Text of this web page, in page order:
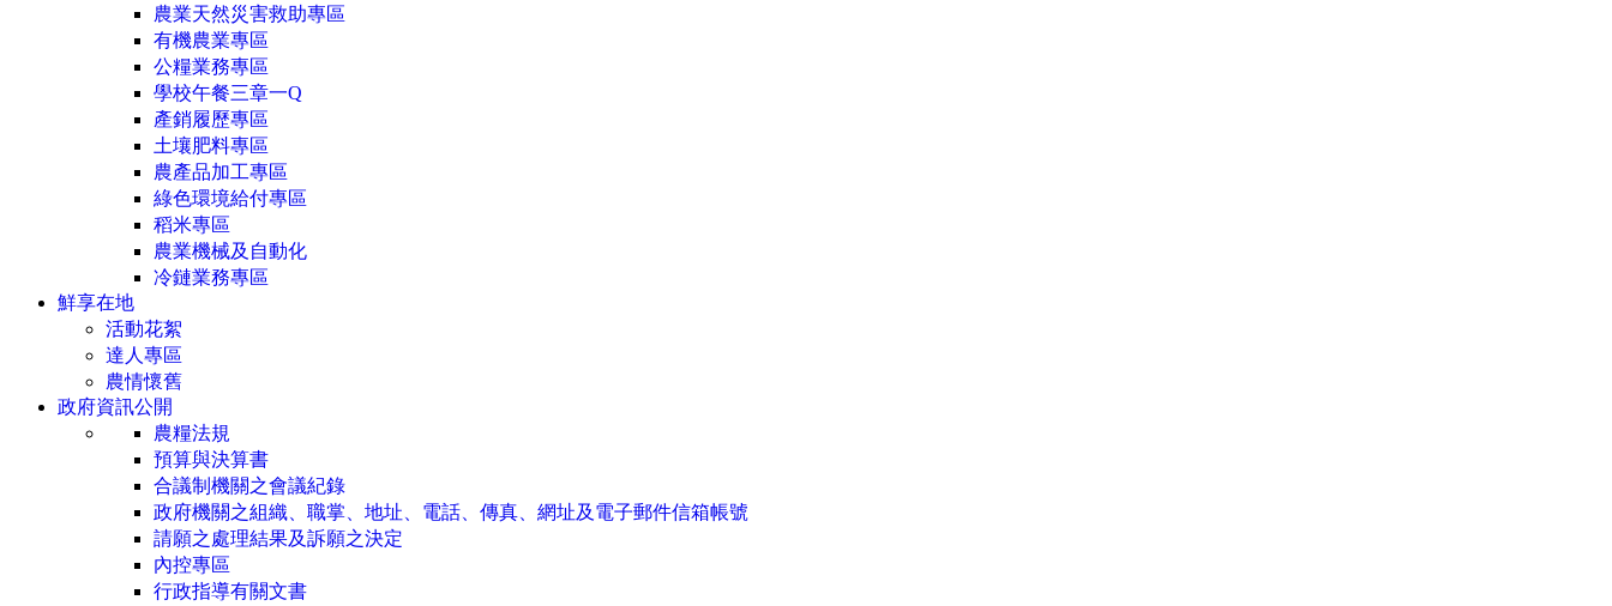
農業天然災害救助專區
有機農業專區
公糧業務專區
學校午餐三章一Q
產銷履歷專區
土壤肥料專區
農產品加工專區
綠色環境給付專區
稻米專區
農業機械及自動化
冷鏈業務專區
鮮享在地
活動花絮
達人專區
農情懷舊
政府資訊公開
農糧法規
預算與決算書
合議制機關之會議紀錄
政府機關之組織、職掌、地址、電話、傳真、網址及電子郵件信箱帳號
請願之處理結果及訴願之決定
內控專區
行政指導有關文書